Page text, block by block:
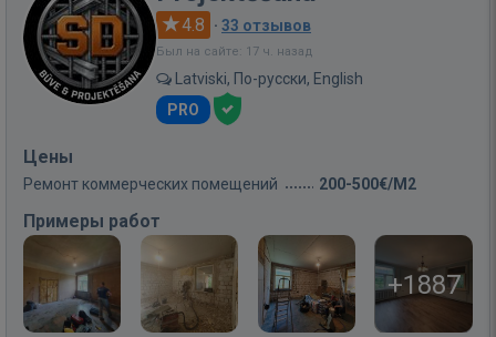
4.8 · 33 отзывов
Был на сайте: 17 ч. назад
Latviski, По-русски, English
PRO
Цены
Ремонт коммерческих помещений 200-500€/M2
Примеры работ
+1887